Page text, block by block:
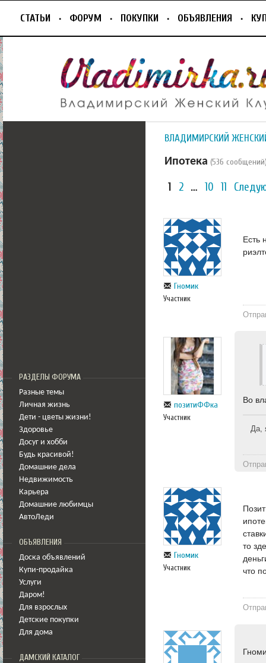
СТАТЬИ ФОРУМ ПОКУПКИ ОБЪЯВЛЕНИЯ
РАЗДЕЛЫ ФОРУМА
Разные темы
Личная жизнь
Дети - цветы жизни!
Здоровье
Досуг и хобби
Будь красивой!
Домашние дела
Недвижимость
Карьера
Домашние любимцы
АвтоЛеди
ОБЪЯВЛЕНИЯ
Доска объявлений
Купи-продайка
Услуги
Даром!
Для взрослых
Детские покупки
Для дома
ДАМСКИЙ КАТАЛОГ
ВЛАДИМИРСКИЙ
Ипотека (536
1 2 … 10 11
Гномик
Участник
Есть
позитиФФка
Участник
Во
Да,
Гномик
Участник
то
что